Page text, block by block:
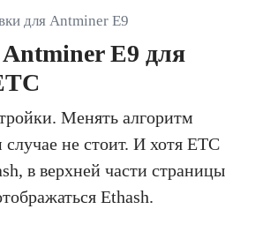
для Antminer E9
E9 для
Менять алгоритм
не стоит. И хотя ETC
в верхней части страницы
Ethash.